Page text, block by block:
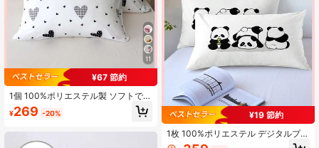
11
¥67 節約
1個 100%ポリエステル製 ソフトで軽
量なハートパターン封筒型枕カバ
ー、中材なし
¥269 -20%
¥19 節約
1枚 100%ポリエステル デジタルプリ
ント枕カバー（枕芯は含まれませ